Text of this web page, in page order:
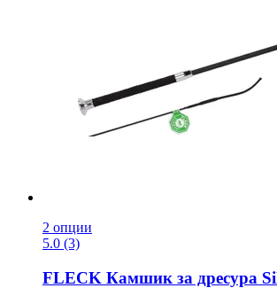
2 опции
5.0 (3)
FLECK Камшик за дресура